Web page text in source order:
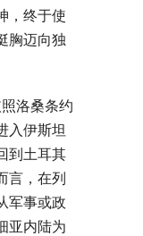
，终于使
胸迈向独
洛桑条约
入伊斯坦
到土耳其
言，在列
军事或政
亚内陆为